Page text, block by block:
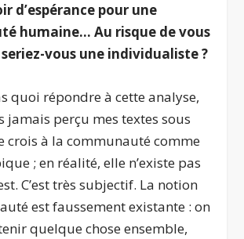
d’espérance pour une
humaine… Au risque de vous
vous une individualiste ?
quoi répondre à cette analyse,
jamais perçu mes textes sous
crois à la communauté comme
; en réalité, elle n’existe pas
C’est très subjectif. La notion
est faussement existante : on
quelque chose ensemble,